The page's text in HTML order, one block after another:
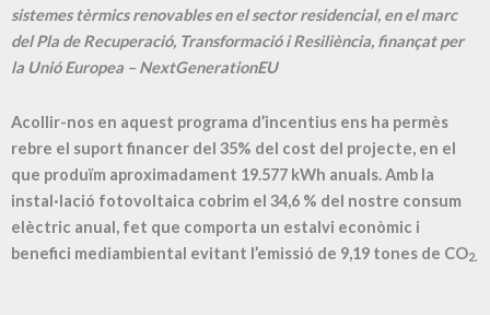
sistemes tèrmics renovables en el sector residencial, en el marc
del Pla de Recuperació, Transformació i Resiliència, finançat per
la Unió Europea – NextGenerationEU
Acollir-nos en aquest programa d’incentius ens ha permès
rebre el suport financer del 35% del cost del projecte, en el
que produïm aproximadament 19.577 kWh anuals. Amb la
instal·lació fotovoltaica cobrim el 34,6 % del nostre consum
elèctric anual, fet que comporta un estalvi econòmic i
benefici mediambiental evitant l’emissió de 9,19 tones de CO2.